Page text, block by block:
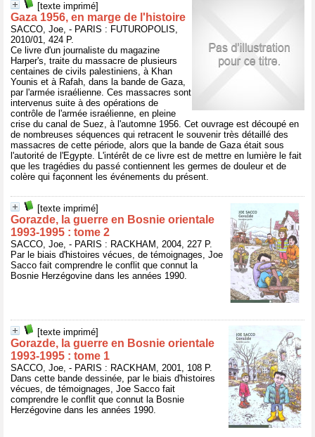
[texte imprimé]
Gaza 1956, en marge de l'histoire
SACCO, Joe, - PARIS : FUTUROPOLIS,
2010/01, 424 P.
Ce livre d'un journaliste du magazine
Harper's, traite du massacre de plusieurs
centaines de civils palestiniens, à Khan
Younis et à Rafah, dans la bande de Gaza,
par l'armée israélienne. Ces massacres sont
intervenus suite à des opérations de
contrôle de l'armée israélienne, en pleine
crise du canal de Suez, à l'automne 1956. Cet ouvrage est découpé en
de nombreuses séquences qui retracent le souvenir très détaillé des
massacres de cette période, alors que la bande de Gaza était sous
l'autorité de l'Egypte. L'intérêt de ce livre est de mettre en lumière le fait
que les tragédies du passé contiennent les germes de douleur et de
colère qui façonnent les événements du présent.
[texte imprimé]
Gorazde, la guerre en Bosnie orientale
1993-1995 : tome 2
SACCO, Joe, - PARIS : RACKHAM, 2004, 227 P.
Par le biais d'histoires vécues, de témoignages, Joe
Sacco fait comprendre le conflit que connut la
Bosnie Herzégovine dans les années 1990.
[texte imprimé]
Gorazde, la guerre en Bosnie orientale
1993-1995 : tome 1
SACCO, Joe, - PARIS : RACKHAM, 2001, 108 P.
Dans cette bande dessinée, par le biais d'histoires
vécues, de témoignages, Joe Sacco fait
comprendre le conflit que connut la Bosnie
Herzégovine dans les années 1990.